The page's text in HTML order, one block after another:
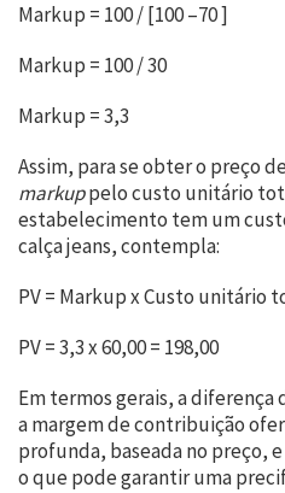
Markup = 100 / [100 –70 ]
Markup = 100 / 30
Markup = 3,3
Assim, para se obter o preço
markuppelo custo unitário
estabelecimento tem um
calça jeans, contempla:
PV = Markup x Custo unitário
PV = 3,3 x 60,00 = 198,00
Em termos gerais, a diferença
a margem de contribuição
profunda, baseada no preço,
o que pode garantir uma